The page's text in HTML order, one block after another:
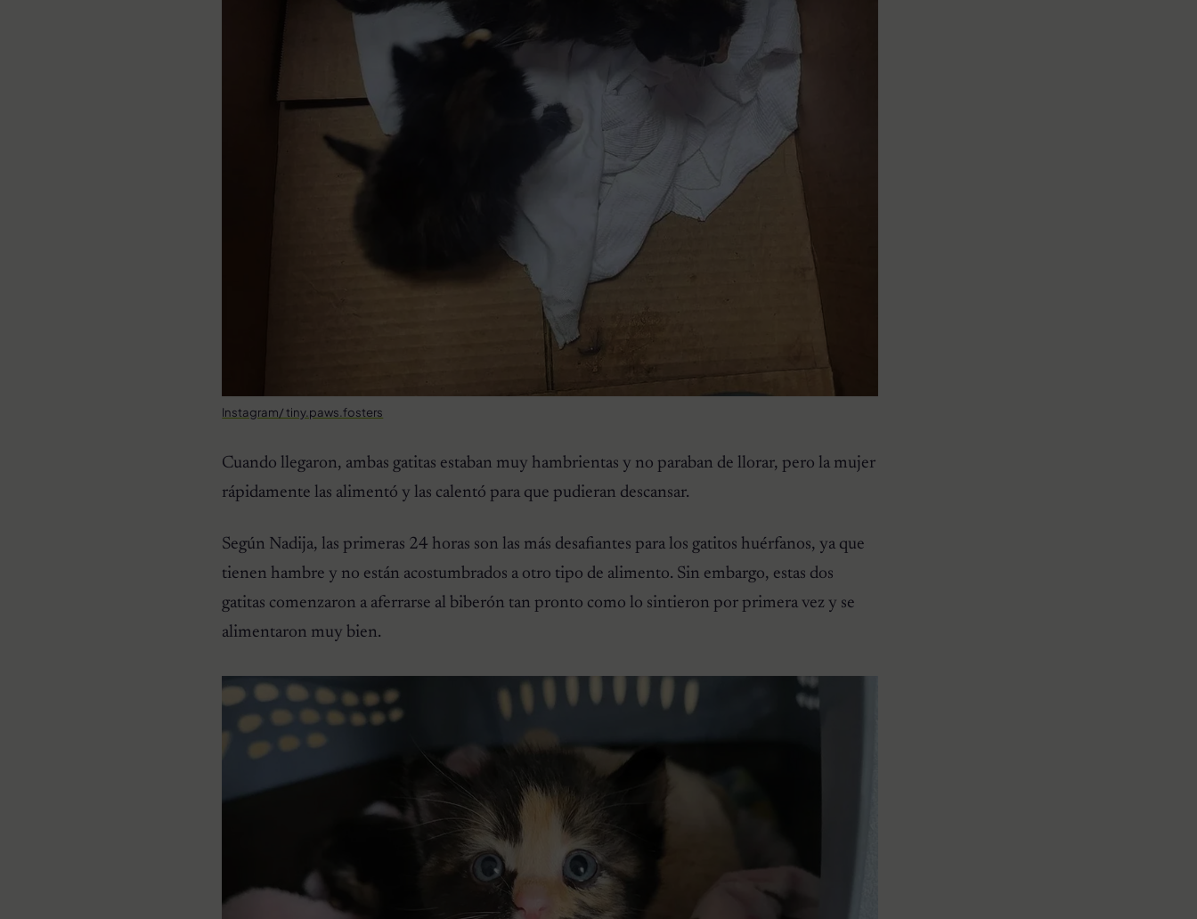
Instagram/ tiny.paws.fosters
Cuando llegaron, ambas gatitas estaban muy hambrientas y no paraban de llorar, pero la mujer
rápidamente las alimentó y las calentó para que pudieran descansar.
Según Nadija, las primeras 24 horas son las más desafiantes para los gatitos huérfanos, ya que
tienen hambre y no están acostumbrados a otro tipo de alimento. Sin embargo, estas dos
gatitas comenzaron a aferrarse al biberón tan pronto como lo sintieron por primera vez y se
alimentaron muy bien.